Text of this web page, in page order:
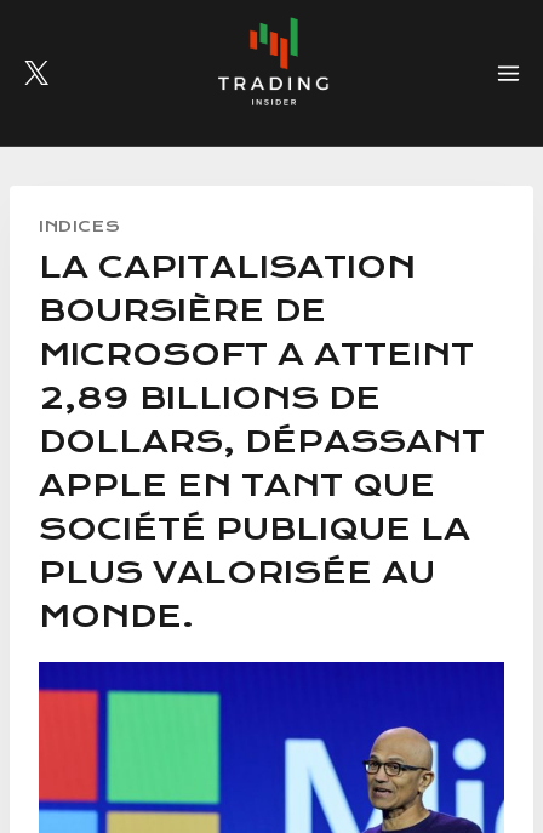
content
INDICES
LA CAPITALISATION
BOURSIÈRE DE
MICROSOFT A ATTEINT
2,89 BILLIONS DE
DOLLARS, DÉPASSANT
APPLE EN TANT QUE
SOCIÉTÉ PUBLIQUE LA
PLUS VALORISÉE AU
MONDE.